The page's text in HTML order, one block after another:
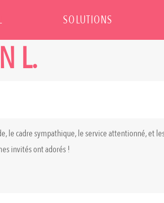
SOLUTIONS
L.
le cadre sympathique, le service attentionné, et
invités ont adorés !